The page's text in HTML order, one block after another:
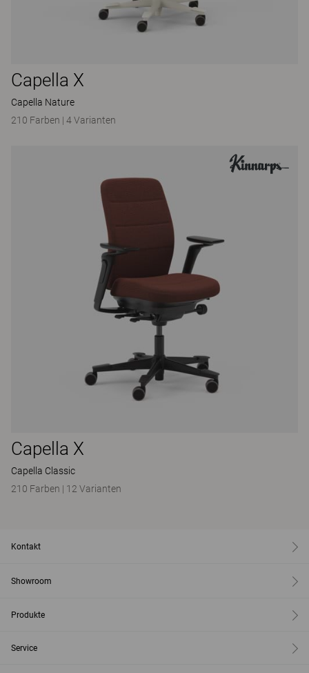
Capella X
Capella Nature
210 Farben | 4 Varianten
Capella X
Capella Classic
210 Farben | 12 Varianten
Kontakt
Showroom
Produkte
Service